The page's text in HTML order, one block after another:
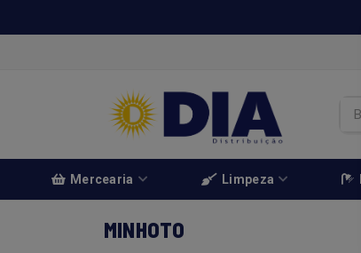
Mercearia Limpeza
MINHOTO